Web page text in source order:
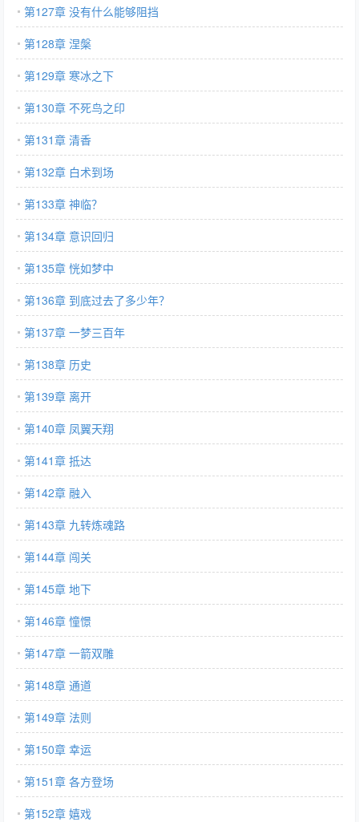
第127章 没有什么能够阻挡
第128章 涅槃
第129章 寒冰之下
第130章 不死鸟之印
第131章 清香
第132章 白术到场
第133章 神临？
第134章 意识回归
第135章 恍如梦中
第136章 到底过去了多少年？
第137章 一梦三百年
第138章 历史
第139章 离开
第140章 凤翼天翔
第141章 抵达
第142章 融入
第143章 九转炼魂路
第144章 闯关
第145章 地下
第146章 憧憬
第147章 一箭双雕
第148章 通道
第149章 法则
第150章 幸运
第151章 各方登场
第152章 嬉戏